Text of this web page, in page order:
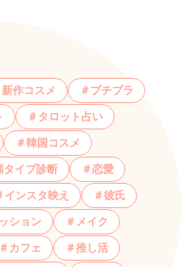
新作コスメ プチプラ
タロット占い
韓国コスメ
タイプ診断 恋愛
インスタ映え 彼氏
ション メイク
カフェ 推し活